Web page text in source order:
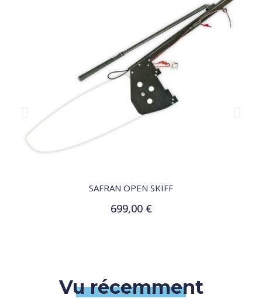
SAFRAN OPEN SKIFF
699,00 €
Ajouter au panier
Vu récemment